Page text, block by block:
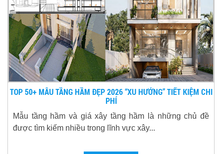
TOP 50+ MẪU TẦNG HẦM ĐẸP 2026 “XU HƯỚNG” TIẾT KIỆM CHI
PHÍ
Mẫu tầng hầm và giá xây tầng hầm là những chủ đề
được tìm kiếm nhiều trong lĩnh vực xây...